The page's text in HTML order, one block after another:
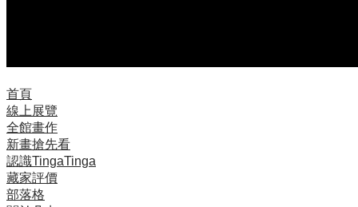
首頁
線上展覽
全館畫作
新畫搶先看
認識TingaTinga
藏家評價
部落格